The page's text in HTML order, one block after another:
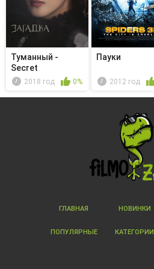
Туманный -
Secret
2018 год 0%
Пауки
2012 год
ГЛАВНАЯ НОВИНКИ
ПОПУЛЯРНЫЕ КАТЕГОРИИ